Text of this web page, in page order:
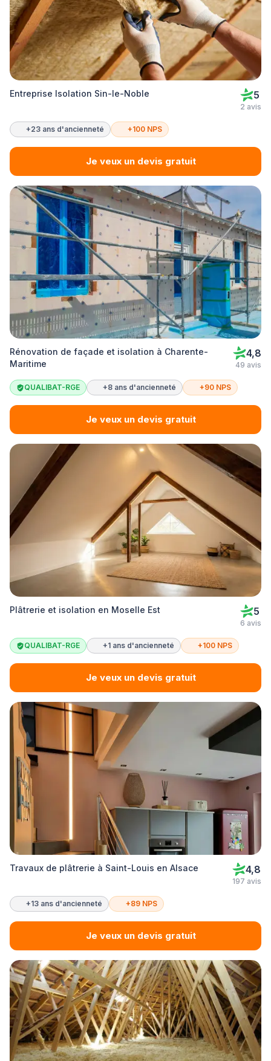
Entreprise Isolation Sin-le-Noble 5
2 avis
+23 ans d'ancienneté +100 NPS
Je veux un devis gratuit
Rénovation de façade et isolation à Charente-
Maritime
4,8
49 avis
QUALIBAT-RGE +8 ans d'ancienneté +90 NPS
Je veux un devis gratuit
Plâtrerie et isolation en Moselle Est 5
6 avis
QUALIBAT-RGE +1 ans d'ancienneté +100 NPS
Je veux un devis gratuit
Travaux de plâtrerie à Saint-Louis en Alsace 4,8
197 avis
+13 ans d'ancienneté +89 NPS
Je veux un devis gratuit